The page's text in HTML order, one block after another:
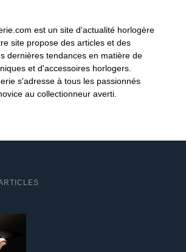
est un site d'actualité horlogère
site propose des articles et des
dernières tendances en matière de
et d'accessoires horlogers.
s'adresse à tous les passionnés
au collectionneur averti.